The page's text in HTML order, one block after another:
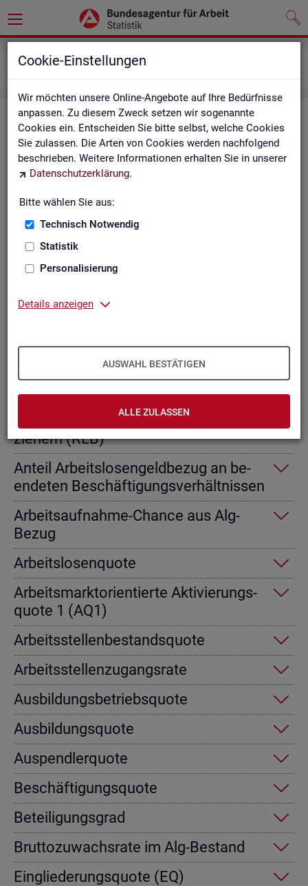
Cookie-Einstellungen
Wir möchten unsere Online-Angebote auf Ihre Bedürfnisse
anpassen. Zu diesem Zweck setzen wir sogenannte
Cookies ein. Entscheiden Sie bitte selbst, welche Cookies
Sie zulassen. Die Arten von Cookies werden nachfolgend
beschrieben. Weitere Informationen erhalten Sie in unserer
Datenschutzerklärung.
Bitte wählen Sie aus:
Technisch Notwendig
Statistik
Personalisierung
Details anzeigen
AUSWAHL BESTÄTIGEN
ALLE ZULASSEN
Kenn­zah­len­steck­brie­fe
Die Steck­brie­fe in­for­mie­ren über De­fi­ni­ti­on, Aus­sa­ge­kraft, Be­
rech­nung und Da­ten­quel­len der Kenn­zah­len, die in der Sta­tis­
tik der Bun­des­agen­tur für Ar­beit vor­kom­men.
Ab­gangs­ra­te
Ab­gangs­ra­te Ar­beits­lo­se
Ab­gangs­ra­te er­werbs­fä­hi­ge Leis­
tungs­be­rech­tig­te
Leis­tungs­be­rech­tig­te
Ab­gangs­ra­te von Ar­beits­lo­sen­geld­
emp­fän­gern
Ab­gangs­ra­te von Re­gel­leis­tungs­be­
zie­hern (RLB)
An­teil Ar­beits­lo­sen­geld­be­zug an be­
en­de­ten Be­schäf­ti­gungs­ver­hält­nis­sen
Ar­beits­auf­nah­me-Chan­ce aus Alg-
Bezug
Ar­beits­lo­sen­quo­te
Ar­beits­markt­ori­en­tier­te Ak­ti­vie­rungs­
quo­te 1 (AQ1)
Ar­beits­stel­len­be­stands­quo­te
Ar­beits­stel­len­zu­gangs­ra­te
Aus­bil­dungs­be­triebs­quo­te
Aus­bil­dungs­quo­te
Aus­pend­ler­quo­te
Be­schäf­ti­gungs­quo­te
Be­tei­li­gungs­grad
Brut­to­zu­wachs­ra­te im Alg-Be­stand
Ein­glie­de­rungs­quo­te (EQ)